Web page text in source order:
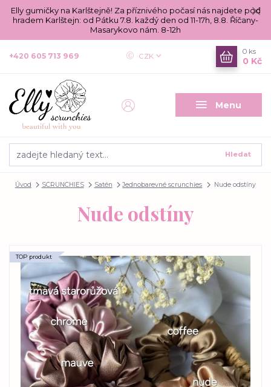
Elly gumičky na Karlštejně! Za příznivého počasí nás najdete pod
hradem Karlštejn: od Pátku 7.8. každý den od 11-17h, 8.8. Říčany-
Masarykovo nám. 8-12h
Menu
CZK
Hledat
+420 605 713 969
0 ks
0 Kč
Úvod SCRUNCHIES Satén Jednobarevné scrunchies Nude odstíny
Nude odstíny
TOP produkt